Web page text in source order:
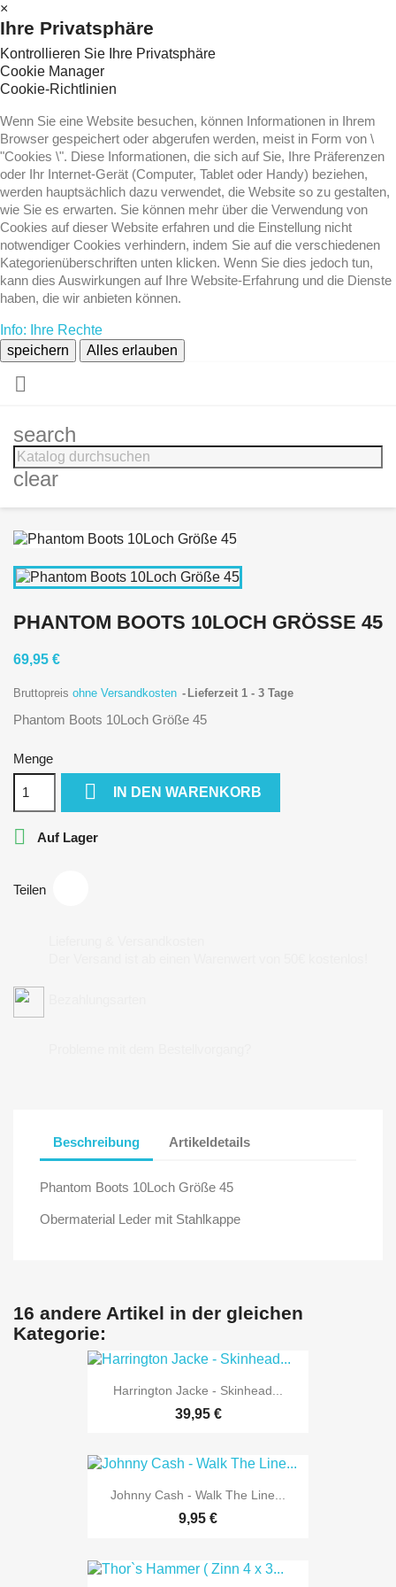
×
Ihre Privatsphäre
Kontrollieren Sie Ihre Privatsphäre
Cookie Manager
Cookie-Richtlinien
Wenn Sie eine Website besuchen, können Informationen in Ihrem
Browser gespeichert oder abgerufen werden, meist in Form von \
"Cookies \". Diese Informationen, die sich auf Sie, Ihre Präferenzen
oder Ihr Internet-Gerät (Computer, Tablet oder Handy) beziehen,
werden hauptsächlich dazu verwendet, die Website so zu gestalten,
wie Sie es erwarten. Sie können mehr über die Verwendung von
Cookies auf dieser Website erfahren und die Einstellung nicht
notwendiger Cookies verhindern, indem Sie auf die verschiedenen
Kategorienüberschriften unten klicken. Wenn Sie dies jedoch tun,
kann dies Auswirkungen auf Ihre Website-Erfahrung und die Dienste
haben, die wir anbieten können.
Info: Ihre Rechte
speichern
Alles erlauben

search
clear
PHANTOM BOOTS 10LOCH GRÖSSE 45
69,95 €
Bruttopreis ohne Versandkosten Lieferzeit 1 - 3 Tage
Phantom Boots 10Loch Größe 45
Menge
 IN DEN WARENKORB
 Auf Lager
Teilen
Beschreibung Artikeldetails
Phantom Boots 10Loch Größe 45
Obermaterial Leder mit Stahlkappe
16 andere Artikel in der gleichen
Kategorie:
Harrington Jacke - Skinhead...
39,95 €
Johnny Cash - Walk The Line...
9,95 €